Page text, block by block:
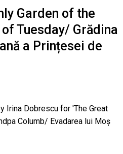
Garden of the
Tuesday/ Grădina
a Prințesei de